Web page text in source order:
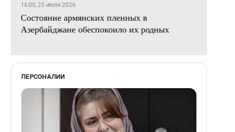
16:00, 25 июля 2026
Состояние армянских пленных в
Азербайджане обеспокоило их родных
ПЕРСОНАЛИИ